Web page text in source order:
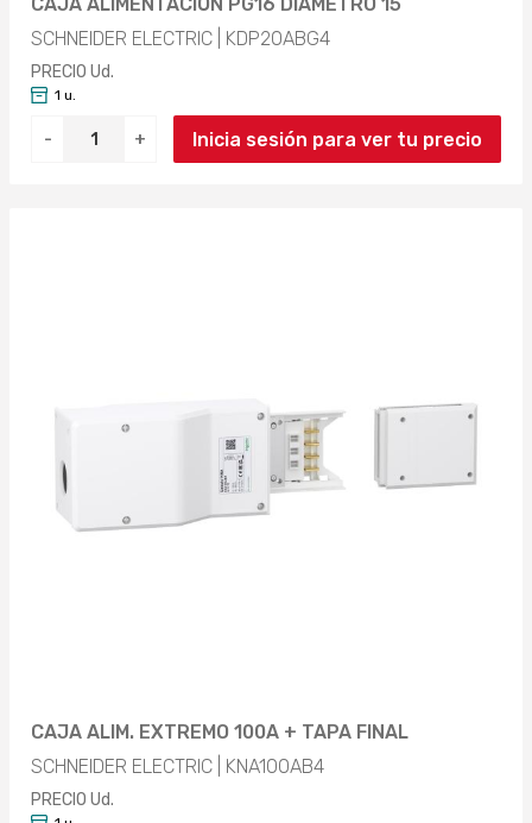
CAJA ALIMENTACIÓN PG16 DIÁMETRO 15
SCHNEIDER ELECTRIC | KDP20ABG4
PRECIO Ud.
- +
1 u.
Inicia sesión para ver tu precio
CAJA ALIM. EXTREMO 100A + TAPA FINAL
SCHNEIDER ELECTRIC | KNA100AB4
PRECIO Ud.